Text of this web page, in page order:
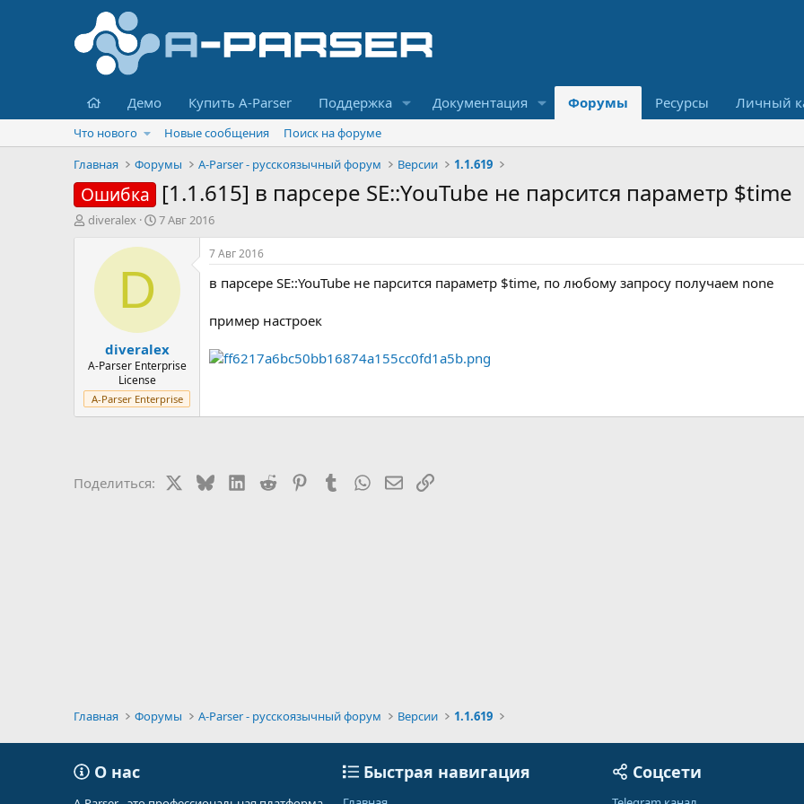
Главная
Демо Купить A-Parser Поддержка Документация Форумы Ресурсы Личный
Что нового Новые сообщения
Поиск на форуме
Главная
Форумы A-Parser - русскоязычный форум Версии 1.1.619
Ошибка [1.1.615] в парсере SE::YouTube не парсится параметр $time
А
diveralex
Д
т
а
л
а
7 Авг 2016
D
diveralex
A-Parser Enterprise
License
A-Parser Enterprise
7 Авг 2016
в парсере SE::YouTube не парсится параметр $time, по любому запросу получаем none
пример настроек
Поделиться: BlueskyLinkedIn
Reddit PinterestTumblrWhatsAppЭлектронная почта
Ссылка
Главная Форумы A-Parser - русскоязычный форум Версии 1.1.619
О нас Быстрая навигация Соцсети